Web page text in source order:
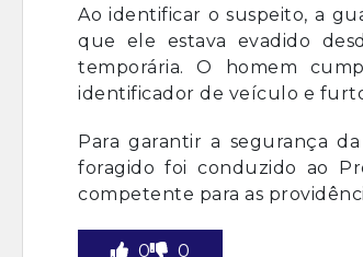
Ao identificar o suspeito, a
que ele estava evadido
temporária. O homem
identificador de veículo e
Para garantir a segurança
foragido foi conduzido ao
competente para as
0 0